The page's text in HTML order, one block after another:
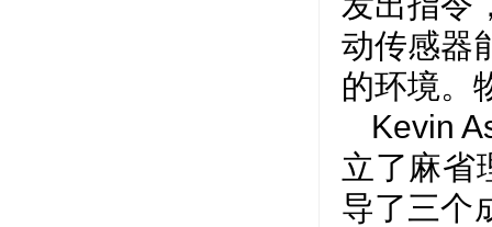
动传感器
的环境。
Kevin
立了麻省
导了三个